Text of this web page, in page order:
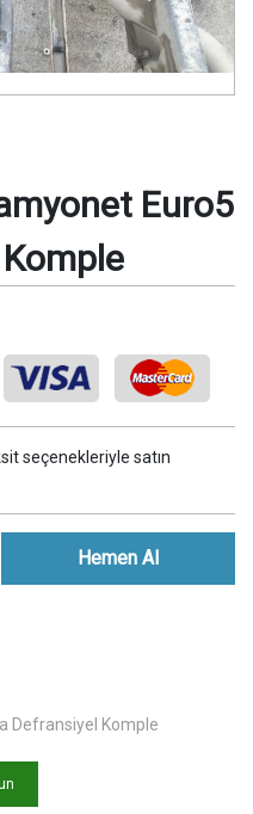
Euro5
seçenekleriyle satın
Hemen Al
Defransiyel Komple